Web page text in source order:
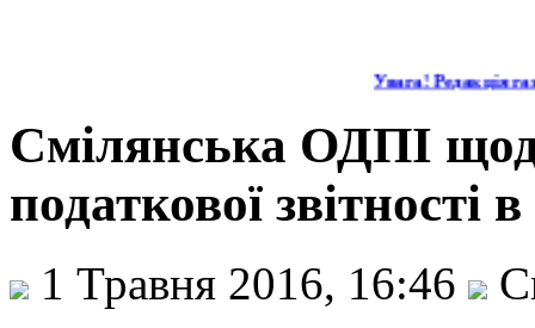
Увага! Редакція
Смілянська ОДПІ
податкової звітності
1 Травня 2016, 16:46